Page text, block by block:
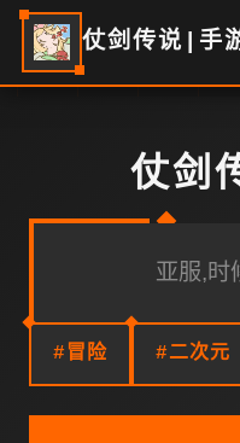
仗剑传说|手
仗剑
亚服,时
#冒险 #二次元